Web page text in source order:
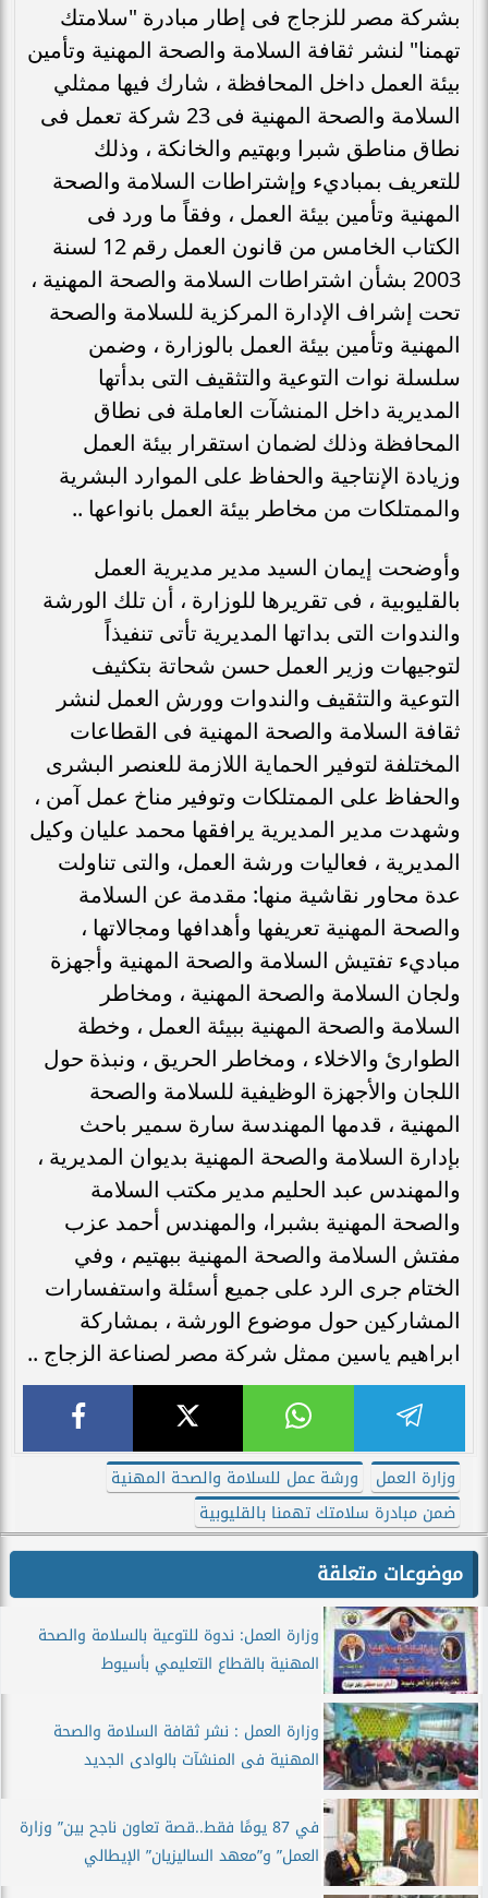
بشركة مصر للزجاج فى إطار مبادرة "سلامتك
تهمنا" لنشر ثقافة السلامة والصحة المهنية وتأمين
بيئة العمل داخل المحافظة ، شارك فيها ممثلي
السلامة والصحة المهنية فى 23 شركة تعمل فى
نطاق مناطق شبرا وبهتيم والخانكة ، وذلك
للتعريف بمباديء وإشتراطات السلامة والصحة
المهنية وتأمين بيئة العمل ، وفقاً ما ورد فى
الكتاب الخامس من قانون العمل رقم 12 لسنة
2003 بشأن اشتراطات السلامة والصحة المهنية ،
تحت إشراف الإدارة المركزية للسلامة والصحة
المهنية وتأمين بيئة العمل بالوزارة ، وضمن
سلسلة نوات التوعية والتثقيف التى بدأتها
المديرية داخل المنشآت العاملة فى نطاق
المحافظة وذلك لضمان استقرار بيئة العمل
وزيادة الإنتاجية والحفاظ على الموارد البشرية
والممتلكات من مخاطر بيئة العمل بانواعها ..
وأوضحت إيمان السيد مدير مديرية العمل
بالقليوبية ، فى تقريرها للوزارة ، أن تلك الورشة
والندوات التى بداتها المديرية تأتى تنفيذاً
لتوجيهات وزير العمل حسن شحاتة بتكثيف
التوعية والتثقيف والندوات وورش العمل لنشر
ثقافة السلامة والصحة المهنية فى القطاعات
المختلفة لتوفير الحماية اللازمة للعنصر البشرى
والحفاظ على الممتلكات وتوفير مناخ عمل آمن ،
وشهدت مدير المديرية يرافقها محمد عليان وكيل
المديرية ، فعاليات ورشة العمل، والتى تناولت
عدة محاور نقاشية منها: مقدمة عن السلامة
والصحة المهنية تعريفها وأهدافها ومجالاتها ،
مباديء تفتيش السلامة والصحة المهنية وأجهزة
ولجان السلامة والصحة المهنية ، ومخاطر
السلامة والصحة المهنية ببيئة العمل ، وخطة
الطوارئ والاخلاء ، ومخاطر الحريق ، ونبذة حول
اللجان والأجهزة الوظيفية للسلامة والصحة
المهنية ، قدمها المهندسة سارة سمير باحث
بإدارة السلامة والصحة المهنية بديوان المديرية ،
والمهندس عبد الحليم مدير مكتب السلامة
والصحة المهنية بشبرا، والمهندس أحمد عزب
مفتش السلامة والصحة المهنية ببهتيم ، وفي
الختام جرى الرد على جميع أسئلة واستفسارات
المشاركين حول موضوع الورشة ، بمشاركة
ابراهيم ياسين ممثل شركة مصر لصناعة الزجاج ..
وزارة العمل
ورشة عمل للسلامة والصحة المهنية
ضمن مبادرة سلامتك تهمنا بالقليوبية
موضوعات متعلقة
وزارة العمل: ندوة للتوعية بالسلامة والصحة
المهنية بالقطاع التعليمي بأسيوط
وزارة العمل : نشر ثقافة السلامة والصحة
المهنية فى المنشآت بالوادى الجديد
في 87 يومًا فقط..قصة تعاون ناجح بين” وزارة
العمل” و”معهد الساليزيان” الإيطالي